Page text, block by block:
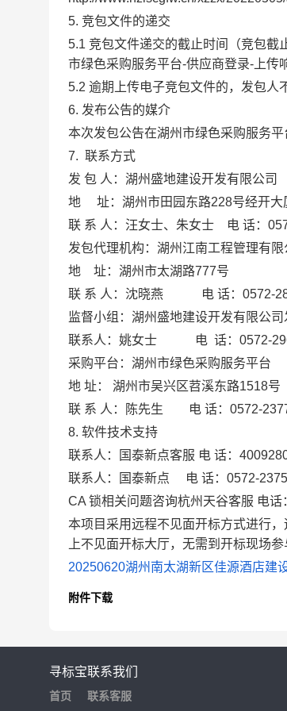
5. 竞包文件的递交
5.1 竞包文件递交的截止时间（竞包截
市绿色采购服务平台-供应商登录-上传
5.2 逾期上传电子竞包文件的，发包人
6. 发布公告的媒介
本次发包公告在湖州市绿色采购服务平
7. 联系方式
发 包 人： 湖州盛地建设开发有限公司
地
址：湖州市田园东路228号经开大
联 系 人： 汪女士、 朱女士 电 话：
发包代理机构： 湖州江南工程管理有限
地
址： 湖州市太湖路777号
联 系 人： 沈晓燕 电 话： 0572-
监督小组： 湖州盛地建设开发有限公司
联系人：姚女士
电 话： 0572-
采购平台：湖州市绿色采购服务平台
地 址： 湖州市吴兴区苕溪东路1518号
联 系 人：陈先生 电 话： 0572-
8. 软件技术支持
联系人：国泰新点客服 电 话：
联系人：国泰新点
电 话：0572-
CA 锁相关问题咨询杭州天谷客服 电
本项目采用远程不见面开标方式进行
上不见面开标大厅，无需到开标现场
20250620湖州南太湖新区佳源酒店建
附件下载
寻标宝
首页
联系我们
联系客服